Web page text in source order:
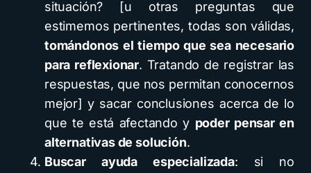
situación? [u otras preguntas que
estimemos pertinentes, todas son válidas,
tomándonos el tiempo que sea necesario
para reflexionar. Tratando de registrar las
respuestas, que nos permitan conocernos
mejor] y sacar conclusiones acerca de lo
que te está afectando y poder pensar en
alternativas de solución.
Buscar ayuda especializada: si no